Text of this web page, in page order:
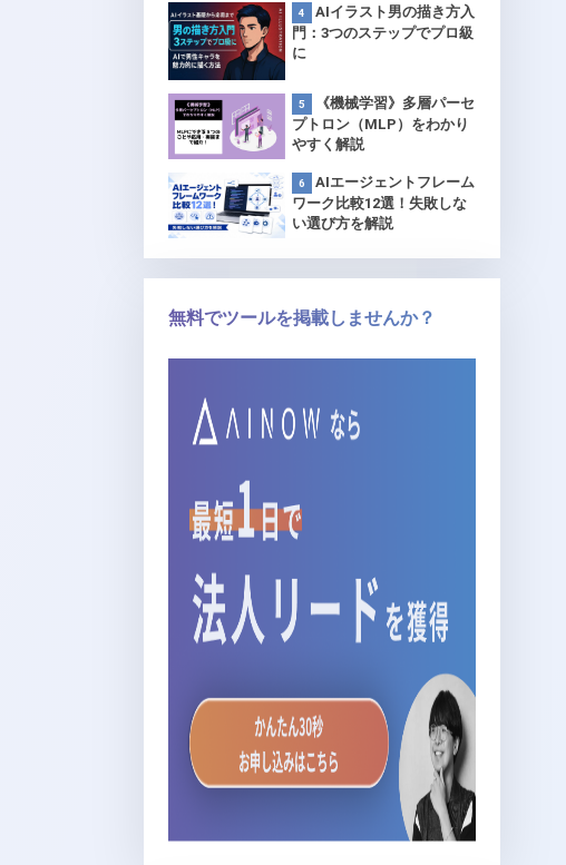
AIイラスト男の描き方入
門：3つのステップでプロ級
に
《機械学習》多層パーセ
プトロン（MLP）をわかり
やすく解説
AIエージェントフレーム
ワーク比較12選！失敗しな
い選び方を解説
無料でツールを掲載しませんか？